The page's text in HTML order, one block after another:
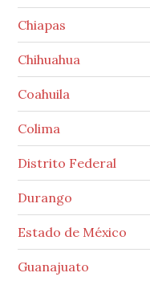
Chiapas
Chihuahua
Coahuila
Colima
Distrito Federal
Durango
Estado de México
Guanajuato